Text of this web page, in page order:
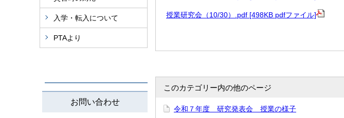
入学・転入について
PTAより
お問い合わせ
授業研究会（10/30）.pdf [498KB pdfファイル]
このカテゴリー内の他のページ
令和７年度 研究発表会 授業の様子